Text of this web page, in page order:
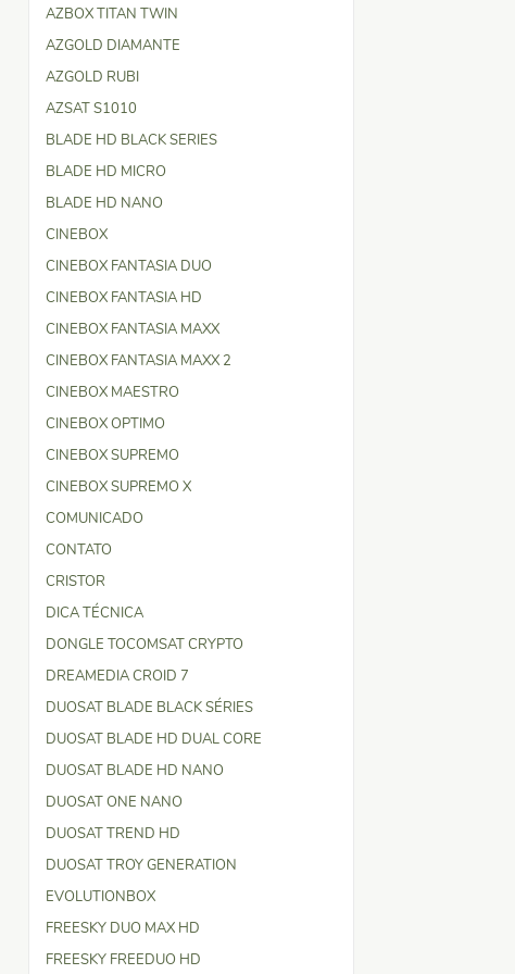
AZBOX TITAN TWIN
AZGOLD DIAMANTE
AZGOLD RUBI
AZSAT S1010
BLADE HD BLACK SERIES
BLADE HD MICRO
BLADE HD NANO
CINEBOX
CINEBOX FANTASIA DUO
CINEBOX FANTASIA HD
CINEBOX FANTASIA MAXX
CINEBOX FANTASIA MAXX 2
CINEBOX MAESTRO
CINEBOX OPTIMO
CINEBOX SUPREMO
CINEBOX SUPREMO X
COMUNICADO
CONTATO
CRISTOR
DICA TÉCNICA
DONGLE TOCOMSAT CRYPTO
DREAMEDIA CROID 7
DUOSAT BLADE BLACK SÉRIES
DUOSAT BLADE HD DUAL CORE
DUOSAT BLADE HD NANO
DUOSAT ONE NANO
DUOSAT TREND HD
DUOSAT TROY GENERATION
EVOLUTIONBOX
FREESKY DUO MAX HD
FREESKY FREEDUO HD